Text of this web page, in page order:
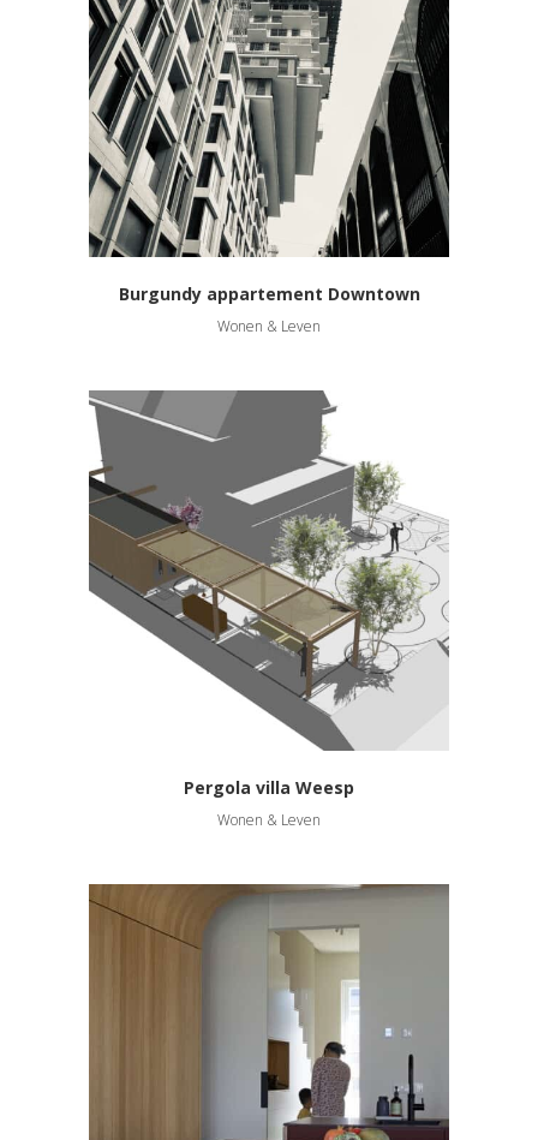
Burgundy appartement Downtown
Wonen & Leven
Pergola villa Weesp
Wonen & Leven